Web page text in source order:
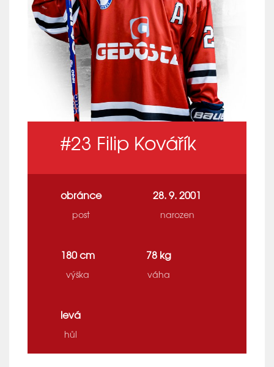
#23 Filip Kovářík
obránce
post
28. 9. 2001
narozen
180 cm
výška
78 kg
váha
levá
hůl